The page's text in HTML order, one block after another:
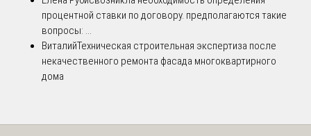
процентной ставки по договору. предполагаются такие
вопросы: ...
ВиталийТехническая строительная экспертиза после
некачественного ремонта фасада многоквартирного
дома